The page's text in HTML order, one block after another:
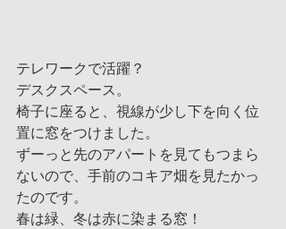
テレワークで活躍？
デスクスペース。
椅子に座ると、視線が少し下を向く位
置に窓をつけました。
ずーっと先のアパートを見てもつまら
ないので、手前のコキア畑を見たかっ
たのです。
春は緑、冬は赤に染まる窓！